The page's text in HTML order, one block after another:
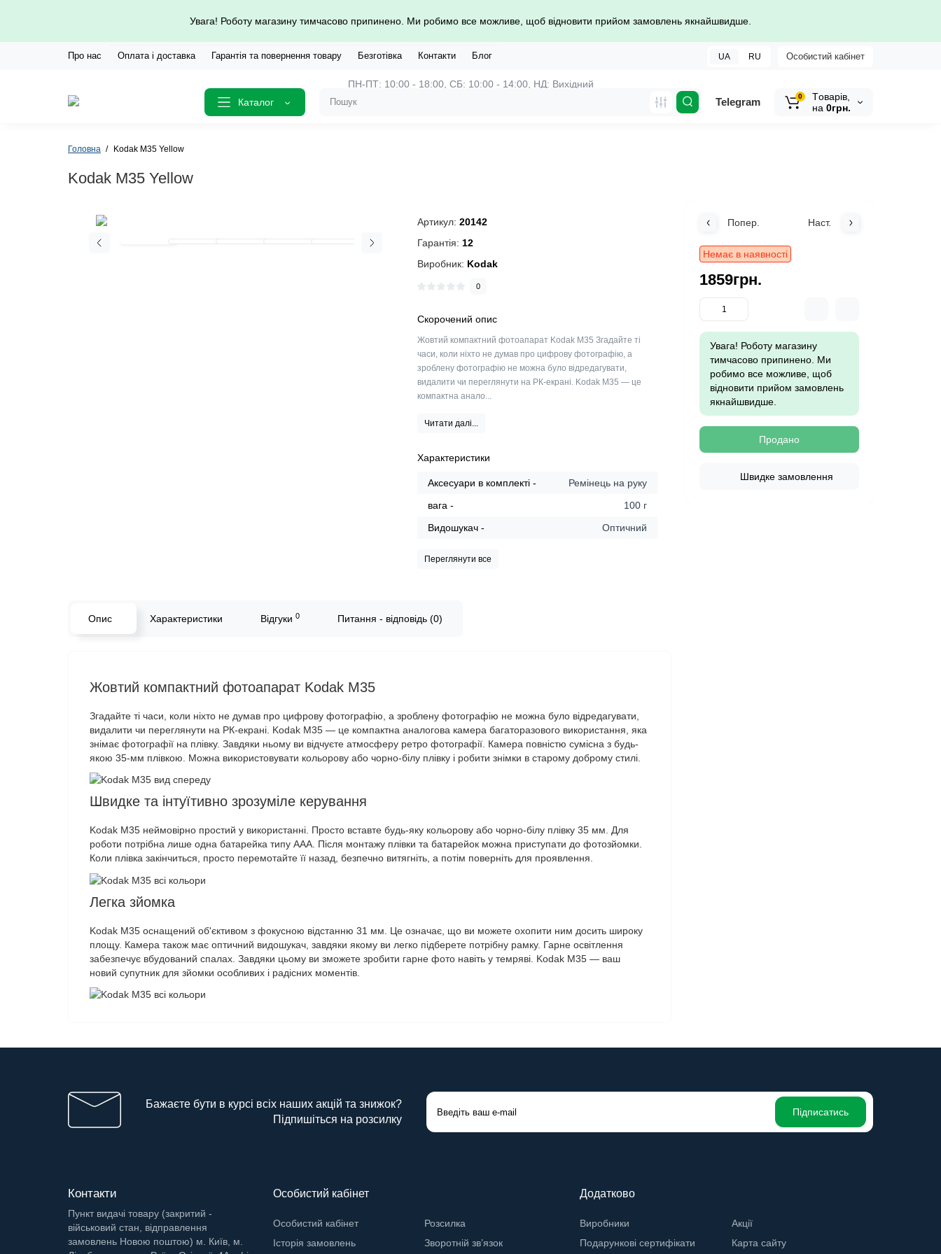
Увага! Роботу магазину тимчасово припинено. Ми робимо все можливе, щоб відновити прийом замовлень якнайшвидше.
Про нас Оплата і доставка Гарантія та повернення товару Безготівка Контакти Блог Особистий кабінет
UA RU
Каталог
ПН-ПТ: 10:00 - 18:00, СБ: 10:00 - 14:00, НД: Вихідний
Telegram 0
Tоварів,
на 0грн.
Головна Kodak M35 Yellow
Kodak M35 Yellow
Артикул: 20142
Гарантія: 12
Виробник: Kodak
0
Скорочений опис
Жовтий компактний фотоапарат Kodak M35 Згадайте ті
часи, коли ніхто не думав про цифрову фотографію, а
зроблену фотографію не можна було відредагувати,
видалити чи переглянути на РК-екрані. Kodak M35 — це
компактна анало...
Читати далі...
Характеристики
Аксесуари в комплекті -
Ремінець на руку
вага -
100 г
Видошукач -
Оптичний
Переглянути все
Попер. Наст.
Немає в наявності
1859грн.
Увага! Роботу магазину
тимчасово припинено. Ми
робимо все можливе, щоб
відновити прийом замовлень
якнайшвидше.
Продано
Швидке замовлення
Опис Характеристики Відгуки 0 Питання - відповідь (0)
Жовтий компактний фотоапарат Kodak M35
Згадайте ті часи, коли ніхто не думав про цифрову фотографію, а зроблену фотографію не можна було відредагувати,
видалити чи переглянути на РК-екрані. Kodak M35 — це компактна аналогова камера багаторазового використання, яка
знімає фотографії на плівку. Завдяки ньому ви відчуєте атмосферу ретро фотографії. Камера повністю сумісна з будь-
якою 35-мм плівкою. Можна використовувати кольорову або чорно-білу плівку і робити знімки в старому доброму стилі.
Швидке та інтуїтивно зрозуміле керування
Kodak M35 неймовірно простий у використанні. Просто вставте будь-яку кольорову або чорно-білу плівку 35 мм. Для
роботи потрібна лише одна батарейка типу ААА. Після монтажу плівки та батарейок можна приступати до фотозйомки.
Коли плівка закінчиться, просто перемотайте її назад, безпечно витягніть, а потім поверніть для проявлення.
Легка зйомка
Kodak M35 оснащений об'єктивом з фокусною відстанню 31 мм. Це означає, що ви можете охопити ним досить широку
площу. Камера також має оптичний видошукач, завдяки якому ви легко підберете потрібну рамку. Гарне освітлення
забезпечує вбудований спалах. Завдяки цьому ви зможете зробити гарне фото навіть у темряві. Kodak M35 — ваш
новий супутник для зйомки особливих і радісних моментів.
Бажаєте бути в курсі всіх наших акцій та знижок?
Підпишіться на розсилку
Підписатись
Контакти
Пункт видачі товару (закритий -
військовий стан, відправлення
замовлень Новою поштою) м. Київ, м.
Особистий кабінет
Особистий кабінет
Історія замовлень
Розсилка
Зворотній зв’язок
Додатково
Виробники
Подарункові сертифікати
Акції
Карта сайту